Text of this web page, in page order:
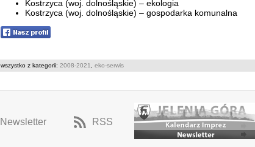
Kostrzyca (woj. dolnośląskie) – ekologia
Kostrzyca (woj. dolnośląskie) – gospodarka komunalna
wszystko z kategorii: 2008-2021 eko-serwis
Newsletter RSS